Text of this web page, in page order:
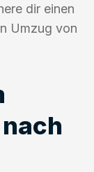
dir einen
Umzug von